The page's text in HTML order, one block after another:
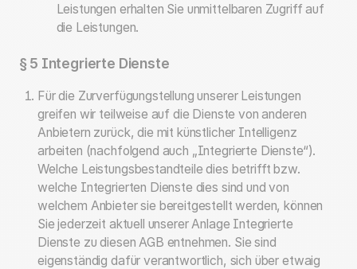
Leistungen erhalten Sie unmittelbaren Zugriff auf
die Leistungen.
§ 5 Integrierte Dienste
Für die Zurverfügungstellung unserer Leistungen
greifen wir teilweise auf die Dienste von anderen
Anbietern zurück, die mit künstlicher Intelligenz
arbeiten (nachfolgend auch „Integrierte Dienste“).
Welche Leistungsbestandteile dies betrifft bzw.
welche Integrierten Dienste dies sind und von
welchem Anbieter sie bereitgestellt werden, können
Sie jederzeit aktuell unserer Anlage Integrierte
Dienste zu diesen AGB entnehmen. Sie sind
eigenständig dafür verantwortlich, sich über etwaig